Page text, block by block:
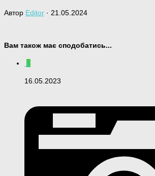
Автор Editor · 21.05.2024
Вам також має сподобатись...
0
16.05.2023